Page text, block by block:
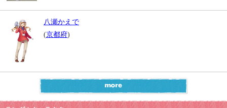
八瀬かえで
(京都府)